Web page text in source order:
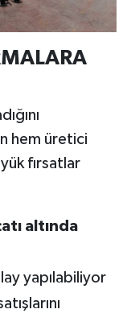
hem üretici
fırsatlar
altında
yapılabiliyor